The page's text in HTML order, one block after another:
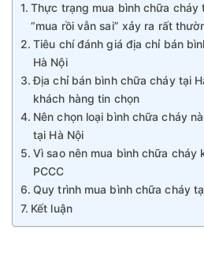
Thực trạng mua bình chữa cháy
“mua rồi vẫn sai” xảy ra rất
Tiêu chí đánh giá địa chỉ bán
Hà Nội
Địa chỉ bán bình chữa cháy tại
khách hàng tin chọn
Nên chọn loại bình chữa cháy
tại Hà Nội
Vì sao nên mua bình chữa cháy
PCCC
Quy trình mua bình chữa cháy
Kết luận